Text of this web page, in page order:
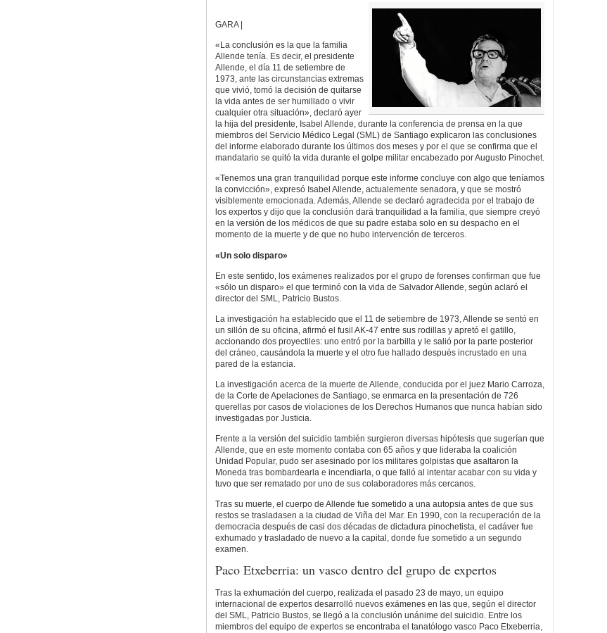
GARA |
«La conclusión es la que la familia
Allende tenía. Es decir, el presidente
Allende, el día 11 de setiembre de
1973, ante las circunstancias extremas
que vivió, tomó la decisión de quitarse
la vida antes de ser humillado o vivir
cualquier otra situación», declaró ayer
la hija del presidente, Isabel Allende, durante la conferencia de prensa en la que
miembros del Servicio Médico Legal (SML) de Santiago explicaron las conclusiones
del informe elaborado durante los últimos dos meses y por el que se confirma que el
mandatario se quitó la vida durante el golpe militar encabezado por Augusto Pinochet.
«Tenemos una gran tranquilidad porque este informe concluye con algo que teníamos
la convicción», expresó Isabel Allende, actualemente senadora, y que se mostró
visiblemente emocionada. Además, Allende se declaró agradecida por el trabajo de
los expertos y dijo que la conclusión dará tranquilidad a la familia, que siempre creyó
en la versión de los médicos de que su padre estaba solo en su despacho en el
momento de la muerte y de que no hubo intervención de terceros.
«Un solo disparo»
En este sentido, los exámenes realizados por el grupo de forenses confirman que fue
«sólo un disparo» el que terminó con la vida de Salvador Allende, según aclaró el
director del SML, Patricio Bustos.
La investigación ha establecido que el 11 de setiembre de 1973, Allende se sentó en
un sillón de su oficina, afirmó el fusil AK-47 entre sus rodillas y apretó el gatillo,
accionando dos proyectiles: uno entró por la barbilla y le salió por la parte posterior
del cráneo, causándola la muerte y el otro fue hallado después incrustado en una
pared de la estancia.
La investigación acerca de la muerte de Allende, conducida por el juez Mario Carroza,
de la Corte de Apelaciones de Santiago, se enmarca en la presentación de 726
querellas por casos de violaciones de los Derechos Humanos que nunca habían sido
investigadas por Justicia.
Frente a la versión del suicidio también surgieron diversas hipótesis que sugerían que
Allende, que en este momento contaba con 65 años y que lideraba la coalición
Unidad Popular, pudo ser asesinado por los militares golpistas que asaltaron la
Moneda tras bombardearla e incendiarla, o que falló al intentar acabar con su vida y
tuvo que ser rematado por uno de sus colaboradores más cercanos.
Tras su muerte, el cuerpo de Allende fue sometido a una autopsia antes de que sus
restos se trasladasen a la ciudad de Viña del Mar. En 1990, con la recuperación de la
democracia después de casi dos décadas de dictadura pinochetista, el cadáver fue
exhumado y trasladado de nuevo a la capital, donde fue sometido a un segundo
examen.
Paco Etxeberria: un vasco dentro del grupo de expertos
Tras la exhumación del cuerpo, realizada el pasado 23 de mayo, un equipo
internacional de expertos desarrolló nuevos exámenes en las que, según el director
del SML, Patricio Bustos, se llegó a la conclusión unánime del suicidio. Entre los
miembros del equipo de expertos se encontraba el tanatólogo vasco Paco Etxeberria,